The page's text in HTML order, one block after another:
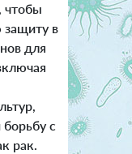
чтобы
защиту в
для
с
рак.